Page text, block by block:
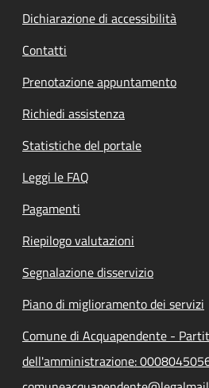
Dichiarazione di accessibilità
Contatti
Prenotazione appuntamento
Richiedi assistenza
Statistiche del portale
Leggi le FAQ
Pagamenti
Riepilogo valutazioni
Segnalazione disservizio
Piano di miglioramento dei servizi
Comune di Acquapendente -
dell'amministrazione: